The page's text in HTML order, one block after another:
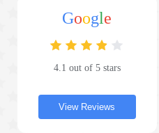
Google
4.1 out of 5 stars
View Reviews